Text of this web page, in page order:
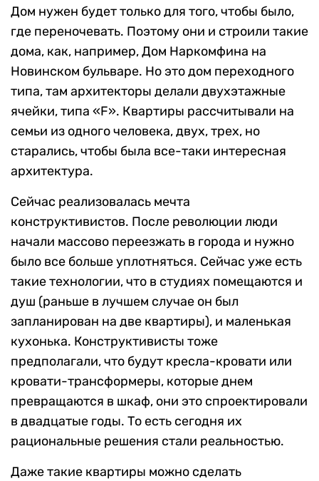
Дом нужен будет только для того, чтобы было,
где переночевать. Поэтому они и строили такие
дома, как, например, Дом Наркомфина на
Новинском бульваре. Но это дом переходного
типа, там архитекторы делали двухэтажные
ячейки, типа «F». Квартиры рассчитывали на
семьи из одного человека, двух, трех, но
старались, чтобы была все-таки интересная
архитектура.
Сейчас реализовалась мечта
конструктивистов. После революции люди
начали массово переезжать в города и нужно
было все больше уплотняться. Сейчас уже есть
такие технологии, что в студиях помещаются и
душ (раньше в лучшем случае он был
запланирован на две квартиры), и маленькая
кухонька. Конструктивисты тоже
предполагали, что будут кресла-кровати или
кровати-трансформеры, которые днем
превращаются в шкаф, они это спроектировали
в двадцатые годы. То есть сегодня их
рациональные решения стали реальностью.
Даже такие квартиры можно сделать